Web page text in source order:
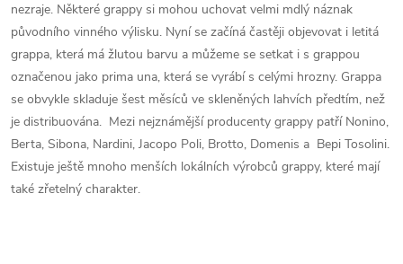
nezraje. Některé grappy si mohou uchovat velmi mdlý náznak
původního vinného výlisku. Nyní se začíná častěji objevovat i letitá
grappa, která má žlutou barvu a můžeme se setkat i s grappou
označenou jako prima una, která se vyrábí s celými hrozny. Grappa
se obvykle skladuje šest měsíců ve skleněných lahvích předtím, než
je distribuována. Mezi nejznámější producenty grappy patří Nonino,
Berta, Sibona, Nardini, Jacopo Poli, Brotto, Domenis a Bepi Tosolini.
Existuje ještě mnoho menších lokálních výrobců grappy, které mají
také zřetelný charakter.